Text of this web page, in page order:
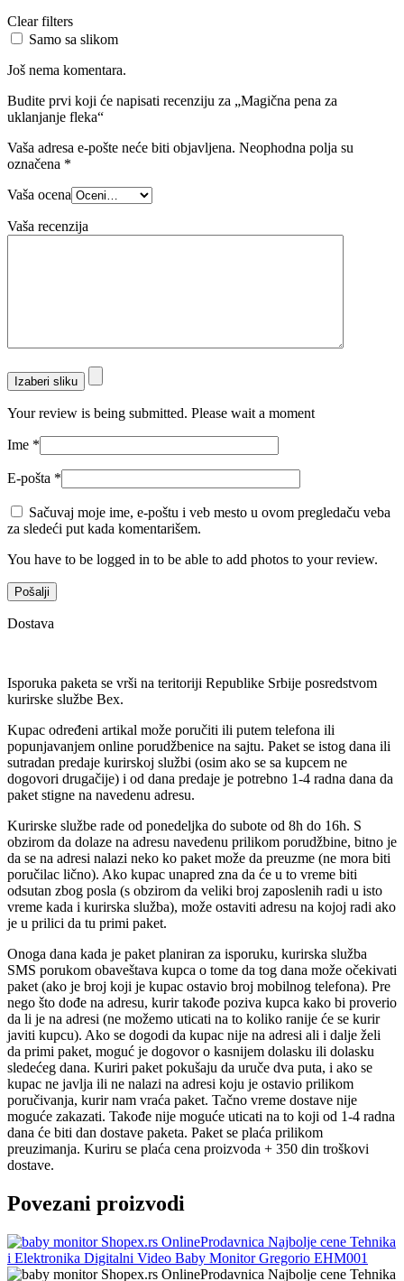
Clear filters
Samo sa slikom
Još nema komentara.
Budite prvi koji će napisati recenziju za „Magična pena za
uklanjanje fleka“
Vaša adresa e-pošte neće biti objavljena. Neophodna polja su
označena *
Vaša ocena
Vaša recenzija
Izaberi sliku
Your review is being submitted. Please wait a moment
Ime *
E-pošta *
Sačuvaj moje ime, e-poštu i veb mesto u ovom pregledaču veba
za sledeći put kada komentarišem.
You have to be logged in to be able to add photos to your review.
Dostava
Isporuka paketa se vrši na teritoriji Republike Srbije posredstvom
kurirske službe Bex.
Kupac određeni artikal može poručiti ili putem telefona ili
popunjavanjem online porudžbenice na sajtu. Paket se istog dana ili
sutradan predaje kurirskoj službi (osim ako se sa kupcem ne
dogovori drugačije) i od dana predaje je potrebno 1-4 radna dana da
paket stigne na navedenu adresu.
Kurirske službe rade od ponedeljka do subote od 8h do 16h. S
obzirom da dolaze na adresu navedenu prilikom porudžbine, bitno je
da se na adresi nalazi neko ko paket može da preuzme (ne mora biti
poručilac lično). Ako kupac unapred zna da će u to vreme biti
odsutan zbog posla (s obzirom da veliki broj zaposlenih radi u isto
vreme kada i kurirska služba), može ostaviti adresu na kojoj radi ako
je u prilici da tu primi paket.
Onoga dana kada je paket planiran za isporuku, kurirska služba
SMS porukom obaveštava kupca o tome da tog dana može očekivati
paket (ako je broj koji je kupac ostavio broj mobilnog telefona). Pre
nego što dođe na adresu, kurir takođe poziva kupca kako bi proverio
da li je na adresi (ne možemo uticati na to koliko ranije će se kurir
javiti kupcu). Ako se dogodi da kupac nije na adresi ali i dalje želi
da primi paket, moguć je dogovor o kasnijem dolasku ili dolasku
sledećeg dana. Kuriri paket pokušaju da uruče dva puta, i ako se
kupac ne javlja ili ne nalazi na adresi koju je ostavio prilikom
poručivanja, kurir nam vraća paket. Tačno vreme dostave nije
moguće zakazati. Takođe nije moguće uticati na to koji od 1-4 radna
dana će biti dan dostave paketa. Paket se plaća prilikom
preuzimanja. Kuriru se plaća cena proizvoda + 350 din troškovi
dostave.
Povezani proizvodi